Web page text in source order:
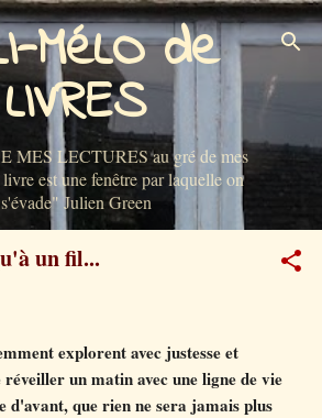
au contenu principal
MéLO de
LIVRES
MES LECTURES au gré de mes
est une fenêtre par laquelle on
s'évade" Julien Green
un fil...
explorent avec justesse et
un matin avec une ligne de vie
d'avant, que rien ne sera jamais plus